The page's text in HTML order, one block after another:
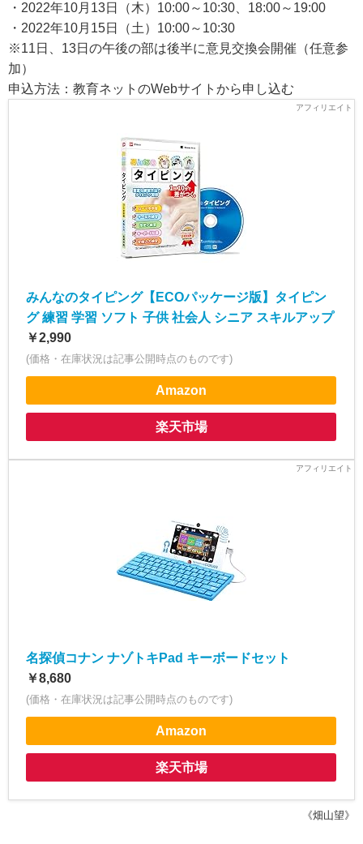
・2022年10月13日（木）10:00～10:30、18:00～19:00
・2022年10月15日（土）10:00～10:30
※11日、13日の午後の部は後半に意見交換会開催（任意参
加）
申込方法：教育ネットのWebサイトから申し込む
みんなのタイピング【ECOパッケージ版】タイピン
グ 練習 学習 ソフト 子供 社会人 シニア スキルアップ
￥2,990
(価格・在庫状況は記事公開時点のものです)
Amazon
楽天市場
名探偵コナン ナゾトキPad キーボードセット
￥8,680
(価格・在庫状況は記事公開時点のものです)
Amazon
楽天市場
《畑山望》